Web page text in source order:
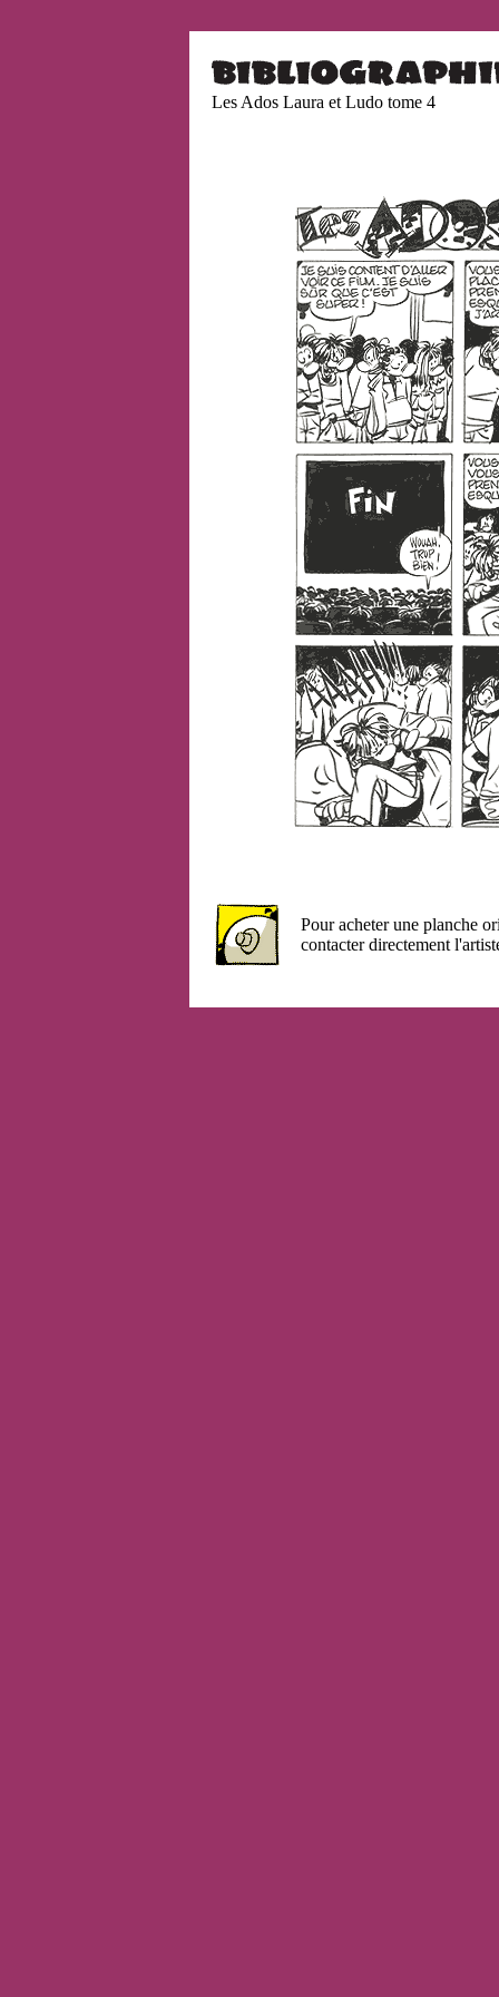
Les Ados Laura et Ludo tome 4
Pour acheter une planche
contacter directement